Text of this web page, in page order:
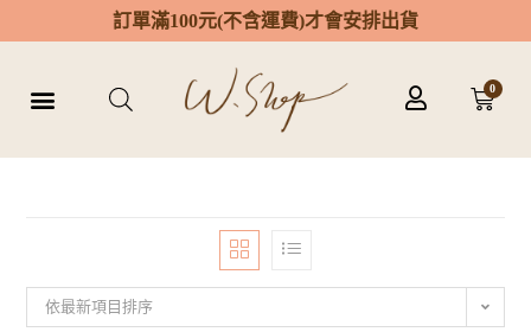
訂單滿100元(不含運費)才會安排出貨
0
依最新項目排序